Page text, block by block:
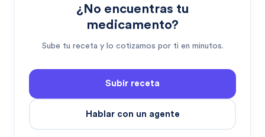
¿No encuentras tu
medicamento?
Sube tu receta y lo cotizamos por ti en minutos.
Subir receta
Hablar con un agente